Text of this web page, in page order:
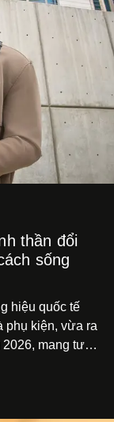
thần đổi
sống
hiệu quốc tế
phụ kiện, vừa ra
mang tư
sắc nét, chuẩn